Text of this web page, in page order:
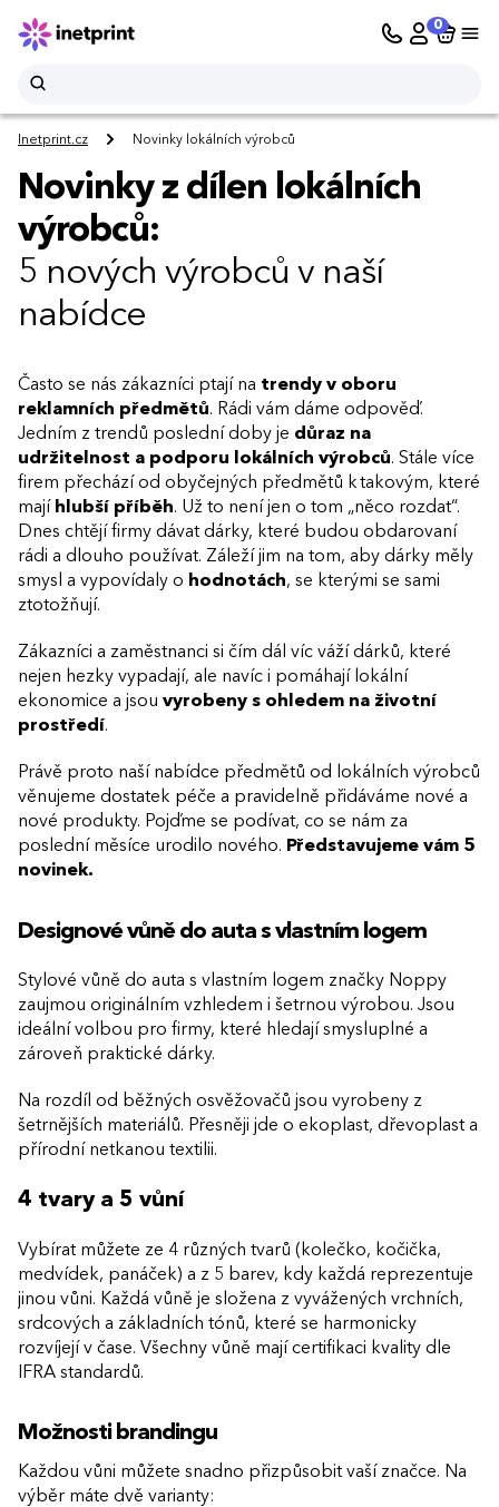
0
Inetprint.cz Novinky lokálních výrobců
Novinky z dílen lokálních
výrobců:
5 nových výrobců v naší
nabídce
Často se nás zákazníci ptají na trendy v oboru
reklamních předmětů. Rádi vám dáme odpověď.
Jedním z trendů poslední doby je důraz na
udržitelnost a podporu lokálních výrobců. Stále více
firem přechází od obyčejných předmětů k takovým, které
mají hlubší příběh. Už to není jen o tom „něco rozdat“.
Dnes chtějí firmy dávat dárky, které budou obdarovaní
rádi a dlouho používat. Záleží jim na tom, aby dárky měly
smysl a vypovídaly o hodnotách, se kterými se sami
ztotožňují.
Zákazníci a zaměstnanci si čím dál víc váží dárků, které
nejen hezky vypadají, ale navíc i pomáhají lokální
ekonomice a jsou vyrobeny s ohledem na životní
prostředí.
Právě proto naší nabídce předmětů od lokálních výrobců
věnujeme dostatek péče a pravidelně přidáváme nové a
nové produkty. Pojďme se podívat, co se nám za
poslední měsíce urodilo nového. Představujeme vám 5
novinek.
Designové vůně do auta s vlastním logem
Stylové vůně do auta s vlastním logem značky Noppy
zaujmou originálním vzhledem i šetrnou výrobou. Jsou
ideální volbou pro firmy, které hledají smysluplné a
zároveň praktické dárky.
Na rozdíl od běžných osvěžovačů jsou vyrobeny z
šetrnějších materiálů. Přesněji jde o ekoplast, dřevoplast a
přírodní netkanou textilii.
4 tvary a 5 vůní
Vybírat můžete ze 4 různých tvarů (kolečko, kočička,
medvídek, panáček) a z 5 barev, kdy každá reprezentuje
jinou vůni. Každá vůně je složena z vyvážených vrchních,
srdcových a základních tónů, které se harmonicky
rozvíjejí v čase. Všechny vůně mají certifikaci kvality dle
IFRA standardů.
Možnosti brandingu
Každou vůni můžete snadno přizpůsobit vaší značce. Na
výběr máte dvě varianty: